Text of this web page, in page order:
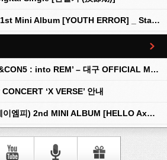
FLARE U (플레어 유) 1st Mini Album [YOUTH ERROR] _ Stationery Kit Ver.
2026 N.Flying LIVE ‘&CON5 : into REM’ – 대구 OFFICIAL MD 현장 판매 안내
‘X VERSE’ 안내
[예약 판매] AxMxP (에이엠피) 2nd MINI ALBUM [HELLO AxMxP] 예약 판매 안내
더보기